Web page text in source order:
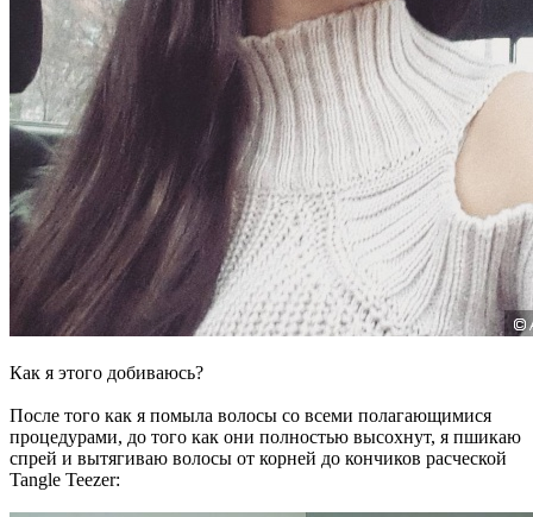
Как я этого добиваюсь?
После того как я помыла волосы со всеми полагающимися
процедурами, до того как они полностью высохнут, я пшикаю
спрей и вытягиваю волосы от корней до кончиков расческой
Tangle Teezer: